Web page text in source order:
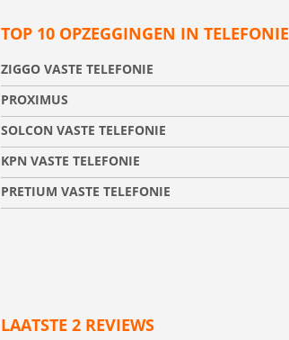
TOP 10 OPZEGGINGEN IN TELEFONIE
ZIGGO VASTE TELEFONIE
PROXIMUS
SOLCON VASTE TELEFONIE
KPN VASTE TELEFONIE
PRETIUM VASTE TELEFONIE
LAATSTE 2 REVIEWS